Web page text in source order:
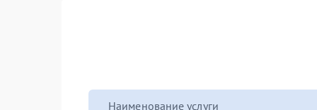
Наименование услуги